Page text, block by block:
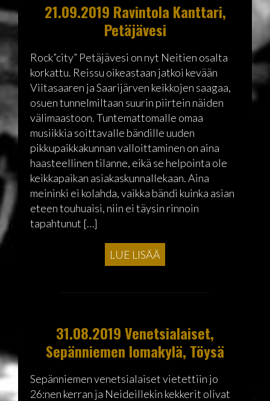
21.09.2019 Ravintola Kanttari,
Petäjävesi
Rock”city” Petäjävesi on nyt Neitien osalta
korkattu. Reissu oikeastaan jatkoi kevään
Viitasaaren ja Saarijärven keikkojen saagaa,
osuen tunnelmiltaan suurin piirtein näiden
välimaastoon. Tuntemattomalle omaa
musiikkia soittavalle bändille uuden
pikkupaikkakunnan valloittaminen on aina
haasteellinen tilanne, eikä se helpointa ole
keikkapaikan asiakaskunnallekaan. Aina
meininki ei kolahda, vaikka bändi kuinka asian
eteen touhuaisi, niin ei täysin rinnoin
tapahtunut […]
LUE LISÄÄ
31.08.2019 Venetsialaiset,
Sepänniemen lomakylä, Töysä
Sepänniemen venetsialaiset vietettiin jo
26:nen kerran ja Neideillekin kekkerit olivat